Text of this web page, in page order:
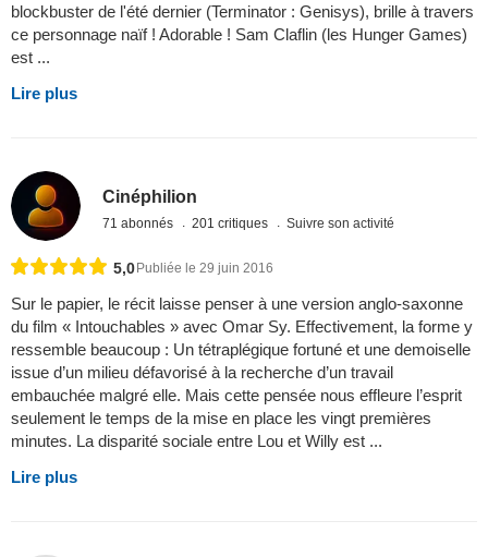
blockbuster de l'été dernier (Terminator : Genisys), brille à travers
ce personnage naïf ! Adorable ! Sam Claflin (les Hunger Games)
est ...
Lire plus
Cinéphilion
71 abonnés 201 critiques Suivre son activité
5,0 Publiée le 29 juin 2016
Sur le papier, le récit laisse penser à une version anglo-saxonne
du film « Intouchables » avec Omar Sy. Effectivement, la forme y
ressemble beaucoup : Un tétraplégique fortuné et une demoiselle
issue d’un milieu défavorisé à la recherche d’un travail
embauchée malgré elle. Mais cette pensée nous effleure l’esprit
seulement le temps de la mise en place les vingt premières
minutes. La disparité sociale entre Lou et Willy est ...
Lire plus